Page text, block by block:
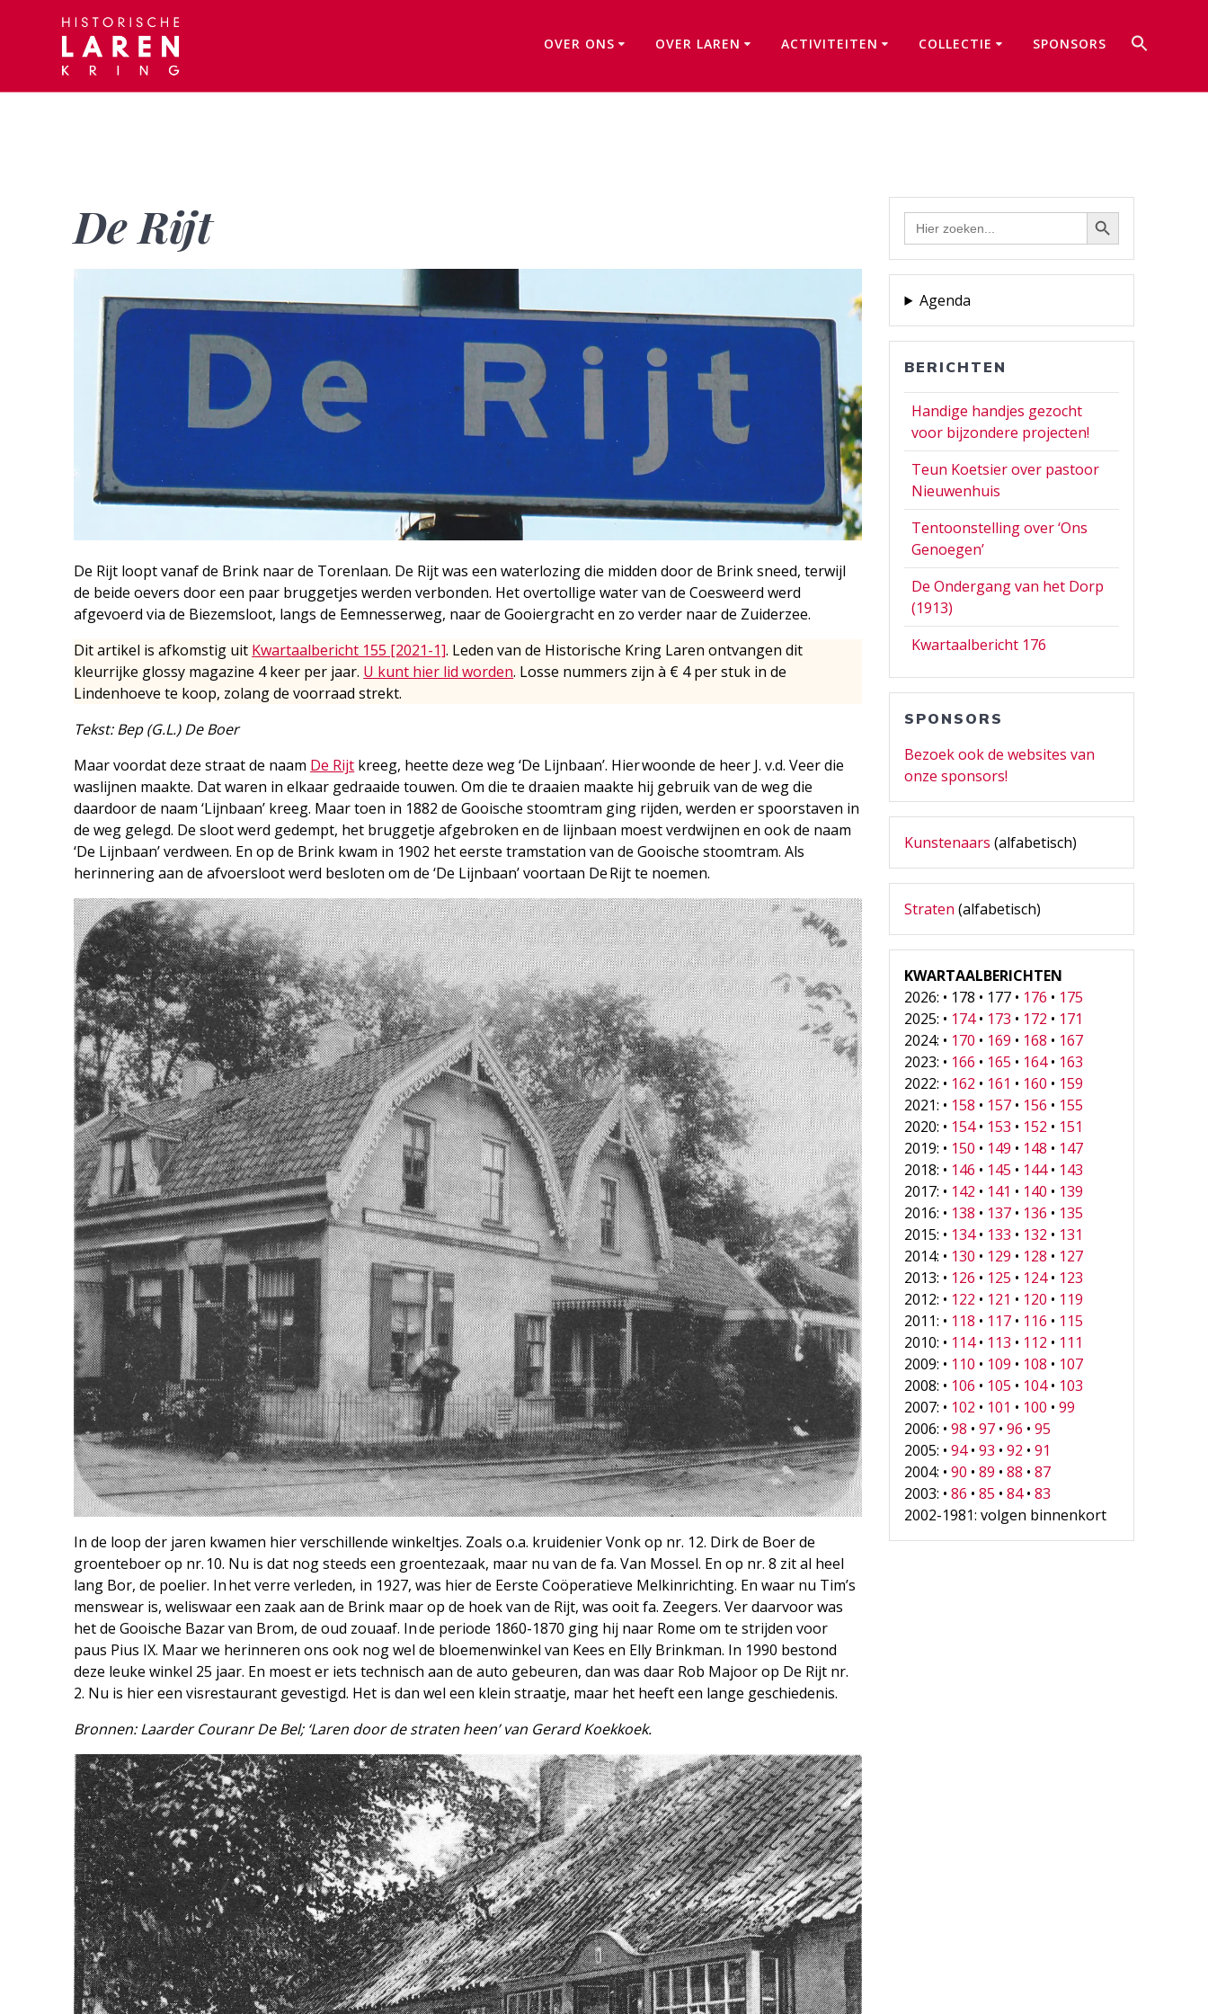
OVER ONS OVER LAREN ACTIVITEITEN COLLECTIE SPONSORS
De Rijt
De Rijt loopt vanaf de Brink naar de Torenlaan. De Rijt was een waterlozing die midden door de Brink sneed, terwijl
de beide oevers door een paar bruggetjes werden verbonden. Het overtollige water van de Coesweerd werd
afgevoerd via de Biezemsloot, langs de Eemnesserweg, naar de Gooiergracht en zo verder naar de Zuiderzee.
Dit artikel is afkomstig uit Kwartaalbericht 155 [2021-1]. Leden van de Historische Kring Laren ontvangen dit
kleurrijke glossy magazine 4 keer per jaar. U kunt hier lid worden. Losse nummers zijn à € 4 per stuk in de
Lindenhoeve te koop, zolang de voorraad strekt.
Tekst: Bep (G.L.) De Boer
Maar voordat deze straat de naam De Rijt kreeg, heette deze weg ‘De Lijnbaan’. Hier woonde de heer J. v.d. Veer die
waslijnen maakte. Dat waren in elkaar gedraaide touwen. Om die te draaien maakte hij gebruik van de weg die
daardoor de naam ‘Lijnbaan’ kreeg. Maar toen in 1882 de Gooische stoomtram ging rijden, werden er spoorstaven in
de weg gelegd. De sloot werd gedempt, het bruggetje afgebroken en de lijnbaan moest verdwijnen en ook de naam
‘De Lijnbaan’ verdween. En op de Brink kwam in 1902 het eerste tram­station van de Gooische stoomtram. Als
herinnering aan de afvoersloot werd besloten om de ‘De Lijnbaan’ voortaan De Rijt te noemen.
In de loop der jaren kwamen hier verschillende winkeltjes. Zoals o.a. kruidenier Vonk op nr. 12. Dirk de Boer de
groenteboer op nr. 10. Nu is dat nog steeds een groentezaak, maar nu van de fa. Van Mossel. En op nr. 8 zit al heel
lang Bor, de poelier. In het verre verleden, in 1927, was hier de Eerste Coöperatieve Melkinrichting. En waar nu Tim’s
menswear is, weliswaar een zaak aan de Brink maar op de hoek van de Rijt, was ooit fa. Zeegers. Ver daarvoor was
het de ­Gooische Bazar van Brom, de oud zouaaf. In de periode 1860-1870 ging hij naar Rome om te strijden voor
paus Pius IX. Maar we herinneren ons ook nog wel de bloemenwinkel van Kees en Elly Brinkman. In 1990 bestond
deze leuke winkel 25 jaar. En moest er iets technisch aan de auto gebeuren, dan was daar Rob Majoor op De Rijt nr.
2. Nu is hier een visrestaurant gevestigd. Het is dan wel een klein straatje, maar het heeft een lange geschiedenis.
Bronnen: Laarder Couranr De Bel; ‘Laren door de straten heen’ van Gerard Koekkoek.
Zoek
naar:
Zoekknop
Agenda
BERICHTEN
Handige handjes gezocht
voor bijzondere projecten!
Teun Koetsier over pastoor
Nieuwenhuis
Tentoonstelling over ‘Ons
Genoegen’
De Ondergang van het Dorp
(1913)
Kwartaalbericht 176
SPONSORS
Bezoek ook de websites van
onze sponsors!
Kunstenaars (alfabetisch)
Straten (alfabetisch)
KWARTAALBERICHTEN
2026: • 178 • 177 • 176 • 175
2025: • 174• 173 • 172 • 171
2024: • 170 • 169 • 168 • 167
2023: • 166 • 165 • 164• 163
2022: • 162 • 161 • 160 • 159
2021: • 158 • 157 • 156 • 155
2020: • 154• 153 • 152 • 151
2019: • 150 • 149 • 148 • 147
2018: • 146 • 145 • 144• 143
2017: • 142 • 141 • 140 • 139
2016: • 138 • 137 • 136 • 135
2015: • 134• 133 • 132 • 131
2014: • 130 • 129 • 128 • 127
2013: • 126 • 125 • 124• 123
2012: • 122 • 121 • 120 • 119
2011: • 118 • 117 • 116 • 115
2010: • 114• 113 • 112 • 111
2009: • 110 • 109 • 108 • 107
2008: • 106 • 105 • 104• 103
2007: • 102 • 101 • 100 •99
2006: •98 •97 •96 •95
2005: •94•93 •92 •91
2004: •90 •89 •88 •87
2003: •86 •85 •84•83
2002-1981: volgen binnenkort